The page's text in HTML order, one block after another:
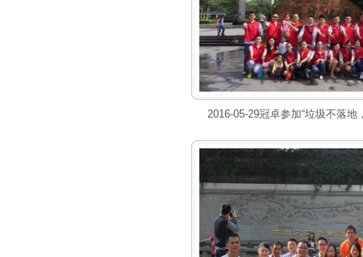
2016-05-29冠卓参加“垃圾不落地